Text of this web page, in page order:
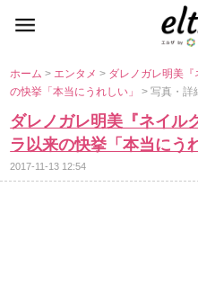
ホーム> エンタメ> ダレノガレ明美
の快挙「本当にうれしい」> 写真・詳
ダレノガレ明美『ネイ
ラ以来の快挙「本当にう
2017-11-13 12:54